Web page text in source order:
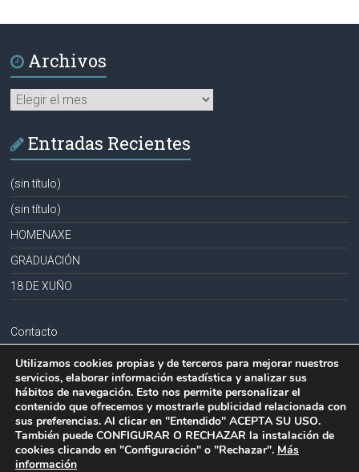
Archivos
Archivos
Entradas Recientes
(sin título)
(sin título)
HOMENAXE
GRADUACIÓN
18 DE XUÑO
Contacto
Aviso legal
Política de privacidad
Política de cookies
Copyright © 2026
Utilizamos cookies propias y de terceros para mejorar nuestros
servicios, elaborar información estadística y analizar sus
hábitos de navegación. Esto nos permite personalizar el
contenido que ofrecemos y mostrarle publicidad relacionada con
sus preferencias. Al clicar en "Entendido" ACEPTA SU USO.
También puede CONFIGURAR O RECHAZAR la instalación de
cookies clicando en "Configuración" o "Rechazar". Más
información